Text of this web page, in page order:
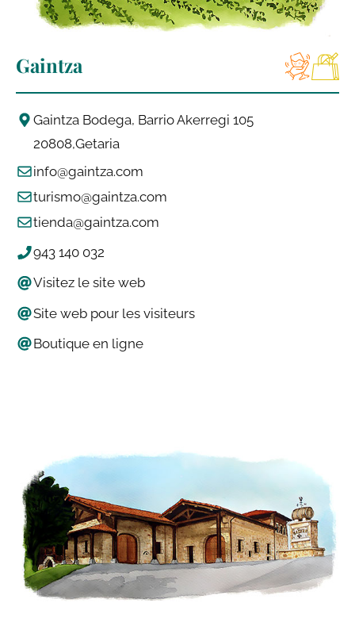
Gaintza
Gaintza Bodega, Barrio Akerregi 105
20808 Getaria
info@gaintza.com
turismo@gaintza.com
tienda@gaintza.com
943 140 032
Visitez le site web
Site web pour les visiteurs
Boutique en ligne